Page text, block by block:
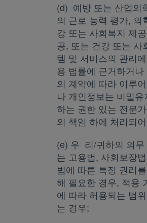
(d) 예방 또는 산업의
의 근로 능력 평가, 의
강 또는 사회복지 제
공, 또는 건강 또는 사
템 및 서비스의 관리
용 법률에 근거하거
의 계약에 따라 이루
나 개인정보는 비밀
하는 권한 있는 전문
의 책임 하에 처리되
(e) 우 리/귀하의 의무
는 고용법, 사회보장
법에 따른 특정 권리
해 필요한 경우, 적용
에 따라 허용되는 범
는 경우;